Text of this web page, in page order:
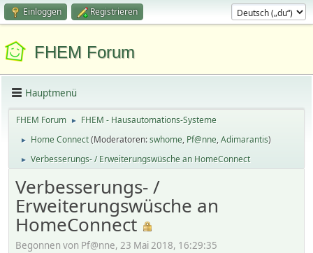
Einloggen Registrieren
FHEM Forum
Hauptmenü
FHEM Forum ► FHEM - Hausautomations-Systeme
► Home Connect(Moderatoren:swhome, Pf@nne,Adimarantis)
► Verbesserungs- / Erweiterungswüsche an HomeConnect
Verbesserungs- /
Erweiterungswüsche an
HomeConnect
Begonnen von Pf@nne, 23 Mai 2018, 16:29:35